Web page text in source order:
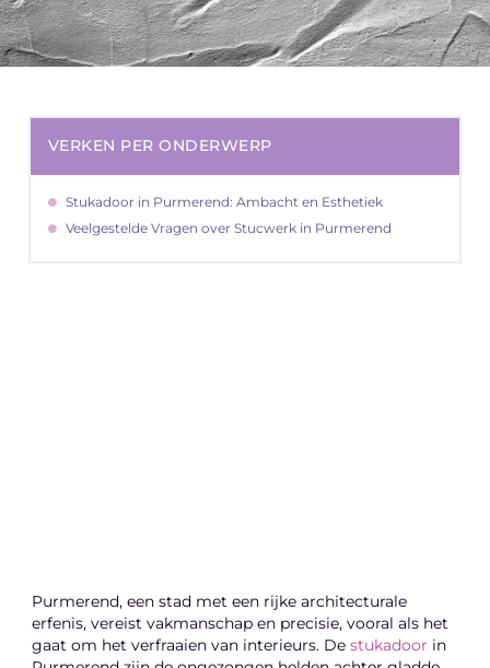
Purmerend, een stad met een rijke architecturale
erfenis, vereist vakmanschap en precisie, vooral als het
gaat om het verfraaien van interieurs. Destukadoor in
VERKEN PER ONDERWERP
Stukadoor in Purmerend: Ambacht en Esthetiek
Veelgestelde Vragen over Stucwerk in Purmerend